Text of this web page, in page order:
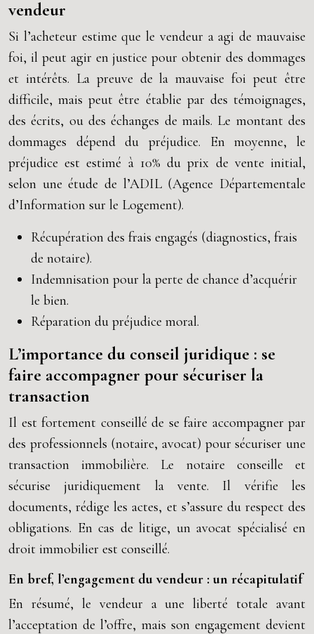
vendeur
Si l’acheteur estime que le vendeur a agi de mauvaise
foi, il peut agir en justice pour obtenir des dommages
et intérêts. La preuve de la mauvaise foi peut être
difficile, mais peut être établie par des témoignages,
des écrits, ou des échanges de mails. Le montant des
dommages dépend du préjudice. En moyenne, le
préjudice est estimé à 10% du prix de vente initial,
selon une étude de l’ADIL (Agence Départementale
d’Information sur le Logement).
Récupération des frais engagés (diagnostics, frais
de notaire).
Indemnisation pour la perte de chance d’acquérir
le bien.
Réparation du préjudice moral.
L’importance du conseil juridique : se
faire accompagner pour sécuriser la
transaction
Il est fortement conseillé de se faire accompagner par
des professionnels (notaire, avocat) pour sécuriser une
transaction immobilière. Le notaire conseille et
sécurise juridiquement la vente. Il vérifie les
documents, rédige les actes, et s’assure du respect des
obligations. En cas de litige, un avocat spécialisé en
droit immobilier est conseillé.
En bref, l’engagement du vendeur : un récapitulatif
En résumé, le vendeur a une liberté totale avant
l’acceptation de l’offre, mais son engagement devient